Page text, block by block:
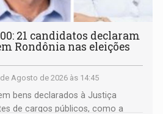
21 candidatos declaram
Rondônia nas eleições
Agosto de 2026 às 14:45
bens declarados à Justiça
de cargos públicos, como a